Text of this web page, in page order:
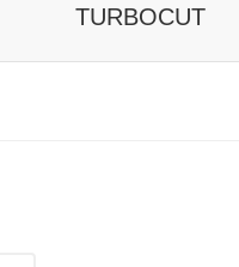
TURBOCUT